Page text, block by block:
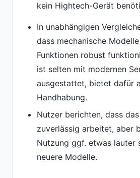
kein Hightech-Gerät
In unabhängigen
dass mechanische
Funktionen robust
ist selten mit modernen
ausgestattet, bietet dafür
Handhabung.
Nutzer berichten, dass
zuverlässig arbeitet, aber
Nutzung ggf. etwas lauter
neuere Modelle.